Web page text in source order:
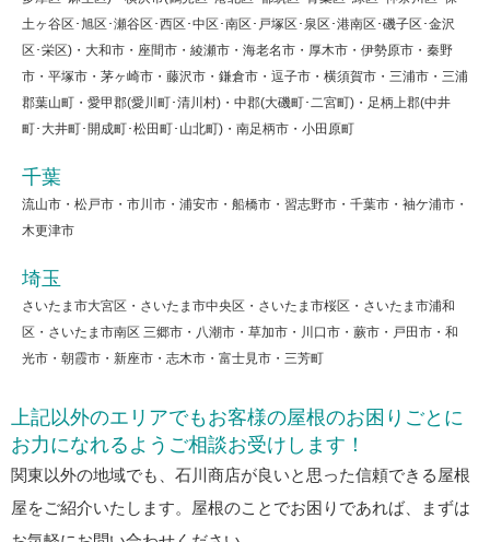
土ヶ谷区･旭区･瀬谷区･西区･中区･南区･戸塚区･泉区･港南区･磯子区･金沢
区･栄区)・大和市・座間市・綾瀬市・海老名市・厚木市・伊勢原市・秦野
市・平塚市・茅ヶ崎市・藤沢市・鎌倉市・逗子市・横須賀市・三浦市・三浦
郡葉山町・愛甲郡(愛川町･清川村)・中郡(大磯町･二宮町)・足柄上郡(中井
町･大井町･開成町･松田町･山北町)・南足柄市・小田原町
千葉
流山市・松戸市・市川市・浦安市・船橋市・習志野市・千葉市・袖ケ浦市・
木更津市
埼玉
さいたま市大宮区・さいたま市中央区・さいたま市桜区・さいたま市浦和
区・さいたま市南区 三郷市・八潮市・草加市・川口市・蕨市・戸田市・和
光市・朝霞市・新座市・志木市・富士見市・三芳町
上記以外のエリアでもお客様の屋根のお困りごとに
お力になれるようご相談お受けします！
関東以外の地域でも、石川商店が良いと思った信頼できる屋根
屋をご紹介いたします。屋根のことでお困りであれば、まずは